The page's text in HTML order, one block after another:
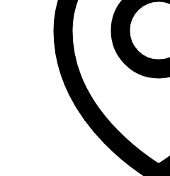
Статут УТОГ
Нормативна база УТОГ
Конвенція ООН
Законодавство
Декларації
Документи ВФГ
Міжнародні документи